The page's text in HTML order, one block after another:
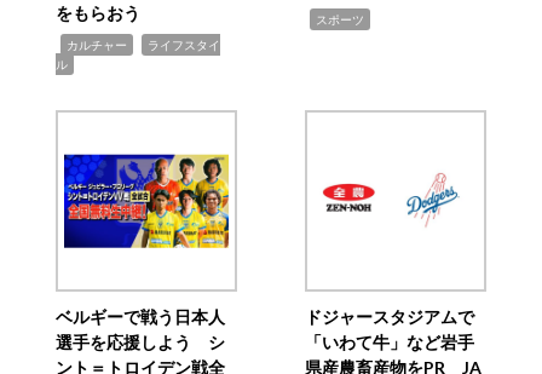
をもらおう
カルチャー
ライフスタイ
ル
スポーツ
ベルギーで戦う日本人
選手を応援しよう シ
ント＝トロイデン戦全
ドジャースタジアムで
「いわて牛」など岩手
県産農畜産物をPR JA